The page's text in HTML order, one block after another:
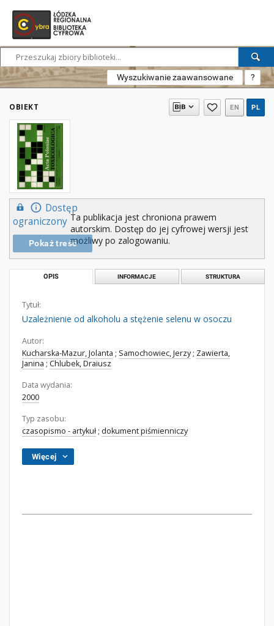
Wyszukiwanie zaawansowane ?
OBIEKT EN PL
Dostęp
ograniczony
Pokaż treść
Ta publikacja jest chroniona prawem
autorskim. Dostęp do jej cyfrowej wersji jest
możliwy po zalogowaniu.
OPIS INFORMACJE STRUKTURA
Tytuł:
Uzależnienie od alkoholu a stężenie selenu w osoczu
Autor:
Kucharska-Mazur, Jolanta ; Samochowiec, Jerzy; Zawierta,
Janina ; Chlubek, Draiusz
Data wydania:
2000
Typ zasobu:
czasopismo - artykuł ; dokument piśmienniczy
Więcej